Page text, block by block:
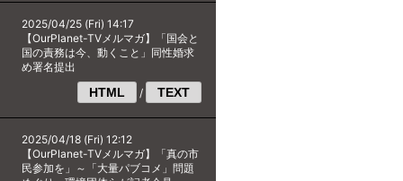
2025/04/25 (Fri) 14:17
【OurPlanet-TVメルマガ】「国会と
国の責務は今、動くこと」同性婚求
め署名提出
HTML / TEXT
2025/04/18 (Fri) 12:12
【OurPlanet-TVメルマガ】「真の市
民参加を」～「大量パブコメ」問題